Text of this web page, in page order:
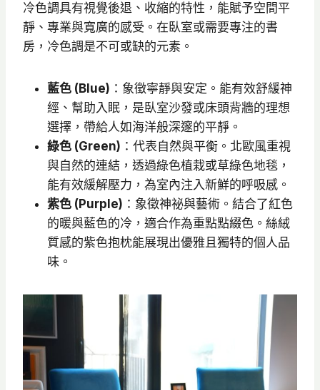
冷色調具有視覺後退、收縮的特性，能賦予空間平
靜、專業與寬廣的感受。在臥室或需要專注的書
房，冷色調是不可或缺的元素。
藍色 (Blue) ：象徵寧靜與安定。能有效舒緩神
經、幫助入眠，是臥室沙發或床頭背牆的理想
選擇，帶給人如海洋般深邃的平靜。
綠色 (Green) ：代表自然與平衡。北歐風重視
與自然的連結，透過綠色植栽或草綠色地毯，
能有效緩解壓力，為室內注入新鮮的呼吸感。
紫色 (Purple) ：象徵神祕與藝術。結合了紅色
的暖與藍色的冷，適合作為重點點綴色。絲絨
質感的紫色抱枕能展現出優雅且獨特的個人品
味。